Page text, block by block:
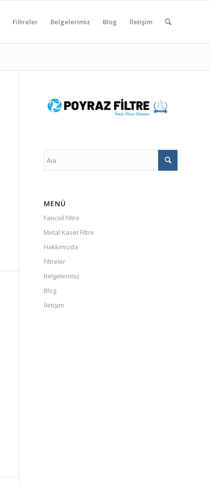
Filtreler Belgelerimiz Blog İletişim
MENÜ
Fancoil Filtre
Metal Kaset Filtre
Hakkımızda
Filtreler
Belgelerimiz
Blog
İletişim